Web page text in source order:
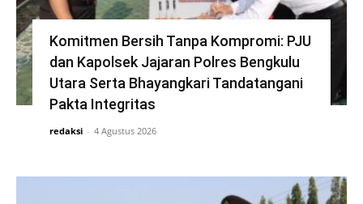
Komitmen Bersih Tanpa Kompromi: PJU
dan Kapolsek Jajaran Polres Bengkulu
Utara Serta Bhayangkari Tandatangani
Pakta Integritas
redaksi - 4 Agustus 2026